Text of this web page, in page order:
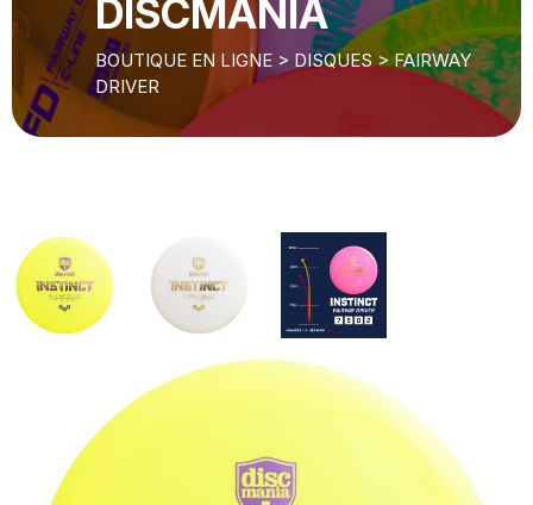
DISCMANIA
BOUTIQUE EN LIGNE > DISQUES>FAIRWAY
DRIVER